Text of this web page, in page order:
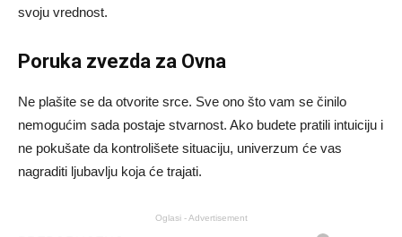
svoju vrednost.
Poruka zvezda za Ovna
Ne plašite se da otvorite srce. Sve ono što vam se činilo
nemogućim sada postaje stvarnost. Ako budete pratili intuiciju i
ne pokušate da kontrolišete situaciju, univerzum će vas
nagraditi ljubavlju koja će trajati.
Oglasi - Advertisement